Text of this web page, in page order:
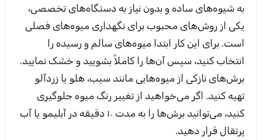
به شیوه‌های ساده و بدون نیاز به دستگاه‌های تخصصی،
یکی از روش‌های محبوب برای نگهداری میوه‌های فصلی
است. برای این کار ابتدا میوه‌های سالم و رسیده را
انتخاب کنید، سپس آن‌ها را کاملاً بشویید و خشک نمایید.
برش‌های نازکی از میوه‌هایی مانند سیب، هلو یا زردآلو
تهیه کنید. اگر می‌خواهید از تغییر رنگ میوه جلوگیری
کنید، می‌توانید برش‌ها را به مدت ۱۰ دقیقه در آبلیمو یا آب
پرتقال قرار دهید.